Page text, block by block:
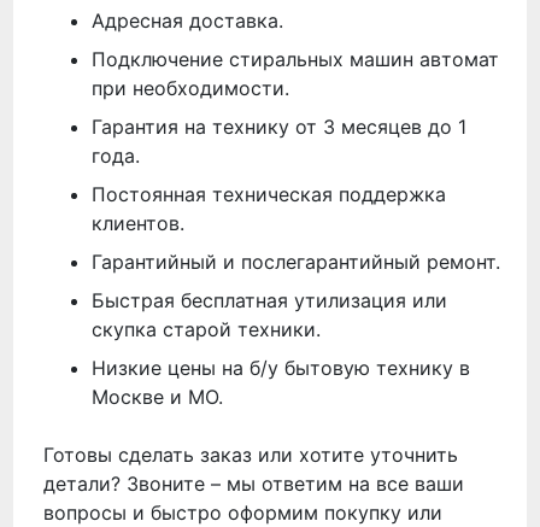
Адресная доставка.
Подключение стиральных машин автомат
при необходимости.
Гарантия на технику от 3 месяцев до 1
года.
Постоянная техническая поддержка
клиентов.
Гарантийный и послегарантийный ремонт.
Быстрая бесплатная утилизация или
скупка старой техники.
Низкие цены на б/у бытовую технику в
Москве и МО.
Готовы сделать заказ или хотите уточнить
детали? Звоните – мы ответим на все ваши
вопросы и быстро оформим покупку или